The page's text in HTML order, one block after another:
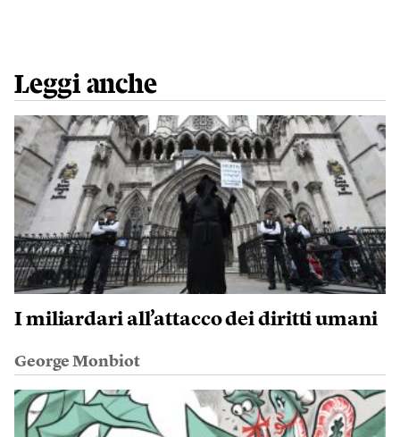
Leggi anche
I miliardari all’attacco dei diritti umani
George Monbiot